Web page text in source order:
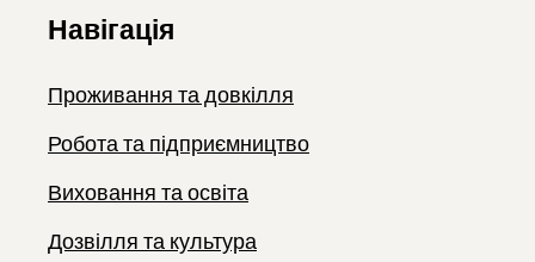
Навігація
Проживання та довкілля
Робота та підприємництво
Виховання та освіта
Дозвілля та культура